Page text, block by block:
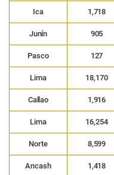
Ica 1,718
Junín 905
Pasco 127
Lima 18,170
Callao 1,916
Lima 16,254
Norte 8,599
Ancash 1,418